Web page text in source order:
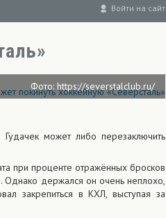
Войти на сайт
Фото: https://severstalclub.ru/
может либо перезаключить
при проценте отражённых бросков
Однако держался он очень неплохо,
закрепиться в КХЛ, выступая за